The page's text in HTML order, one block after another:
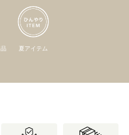
夏アイテム